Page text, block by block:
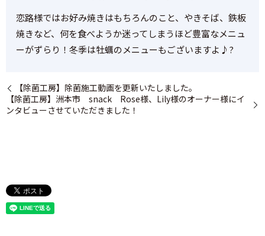
恋路様ではお好み焼きはもちろんのこと、やきそば、鉄板
焼きなど、何を食べようか迷ってしまうほど豊富なメニュ
ーがずらり！冬季は牡蠣のメニューもございますよ♪?
【除菌工房】除菌施工動画を更新いたしました。
【除菌工房】洲本市 snack Rose様、Lily様のオーナー様にイ
ンタビューさせていただきました！